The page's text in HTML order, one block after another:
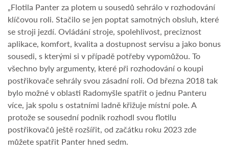
„Flotila Panter za plotem u sousedů sehrálo v rozhodování
klíčovou roli. Stačilo se jen poptat samotných obsluh, které
se stroji jezdí. Ovládání stroje, spolehlivost, preciznost
aplikace, komfort, kvalita a dostupnost servisu a jako bonus
sousedi, s kterými si v případě potřeby vypomůžou. To
všechno byly argumenty, které při rozhodování o koupi
postřikovače sehrály svou zásadní roli. Od března 2018 tak
bylo možné v oblasti Radomyšle spatřit o jednu Panteru
více, jak spolu s ostatními ladně křižuje místní pole. A
protože se sousední podnik rozhodl svou flotilu
postřikovačů ještě rozšířit, od začátku roku 2023 zde
můžete spatřit Panter hned sedm.